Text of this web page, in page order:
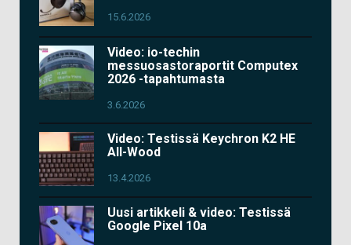
15.6.2026
Video: io-techin
messuosastoraportit Computex
2026 -tapahtumasta
3.6.2026
Video: Testissä Keychron K2 HE
All-Wood
13.4.2026
Uusi artikkeli & video: Testissä
Google Pixel 10a